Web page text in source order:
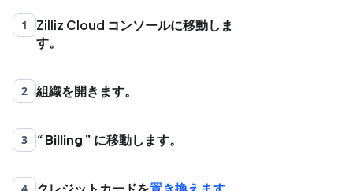
1
Zilliz Cloud コンソールに移動しま
す。
2 組織を開きます。
3 Billing に移動します。